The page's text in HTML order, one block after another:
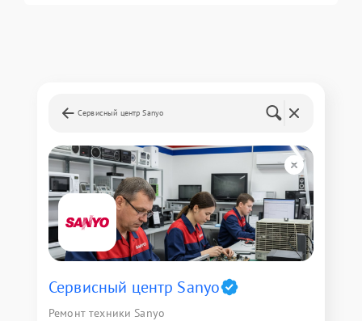
Сервисный центр Sanyo
Сервисный центр Sanyo
Ремонт техники Sanyo